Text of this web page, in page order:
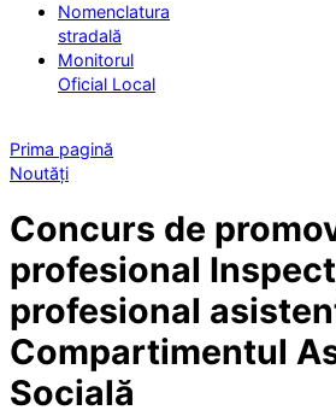
Nomenclatura
stradală
Monitorul
Oficial Local
Prima pagină
Noutăți
Concurs de
profesional
profesional
Compartimentul
Socială